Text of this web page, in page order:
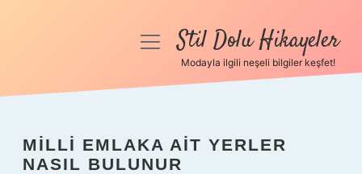
Anasayfa
Yasal Uyarı
menüyüStil Dolu Hikayeler
Modayla ilgili neşeli bilgiler keşfet!
MILLI EMLAKA AIT YERLER
NASIL BULUNUR